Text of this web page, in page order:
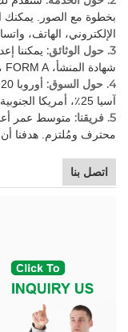
الإلكتروني، الهاتف،
3. حول الوثائق:
شهادة المنشأ، FORM E، FORM A.
4. حول السوق:
آسيا 25٪، أمريكا الجنوبية 10٪ والبقية.
5. فريقنا:
محترف ومُلتزم. هدفنا
اتصل بنا